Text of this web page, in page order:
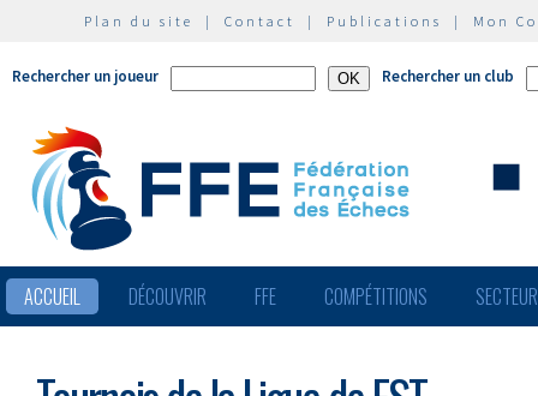
Plan du site | Contact | Publications | Mon
Rechercher un joueur Rechercher un club
ACCUEIL DÉCOUVRIR FFE COMPÉTITIONS